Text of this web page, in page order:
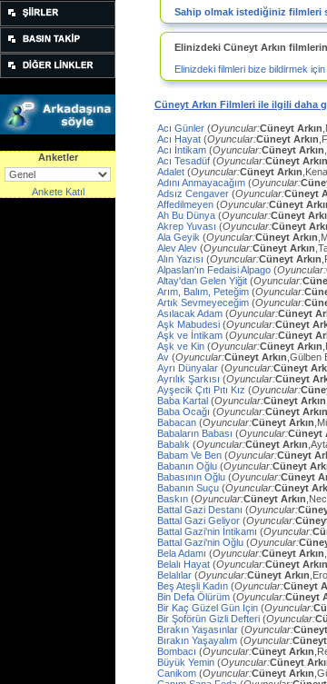
Anketler
Ankete Katıl
Sahip olmak istediğiniz filmleri
Elinizdeki Cüneyt Arkın
Elinizdeki filmleri bize bildirmek için
Cüneyt Arkın Filmleri ile ilgili daha
Acı Günler (Oyuncular:Cüneyt Arkın
Acı Hayat (Oyuncular:Cüneyt Arkın
Acı İntikam (Oyuncular:Cüneyt Arkın
Acı Tesadüf (Oyuncular:Cüneyt Arkın
Adalet (Oyuncular:Cüneyt Arkın
Adını Anmayacağım (Oyuncular:
Adsız Cengaver (Oyuncular:Cüneyt
Affedilmeyen (Oyuncular:Cüneyt
Ah Bu Dünya (Oyuncular:Cüneyt
Akrep Yuvası (Oyuncular:Cüneyt
Ala Geyik (Oyuncular:Cüneyt Arkın
Alev Alev (Oyuncular:Cüneyt Arkın
Alın Yazısı (Oyuncular:Cüneyt Arkın
Alpaslan'ın Fedaisi Alpago (Oyuncular:
Altay'dan Gelen Yiğit (Oyuncular:
Arım, Balım, Peteğim (Oyuncular:
Artık Sevmeyeceğim (Oyuncular:
Asılacak Adam (Oyuncular:Cüneyt
Aşk Mabudesi (Oyuncular:Cüneyt
Aşk ve İntikam (Oyuncular:Cüneyt
Aşk ve Kin (Oyuncular:Cüneyt Arkın
Av (Oyuncular:Cüneyt Arkın ,Gülben
Ayrı Dünyalar (Oyuncular:Cüneyt
Ayrılık Şarkısı (Oyuncular:Cüneyt
Ayşecik Çıtı Pıtı Kız (Oyuncular:
Baba Kartal (Oyuncular:Cüneyt Arkın
Baba Ocağı (Oyuncular:Cüneyt Arkın
Babacan (Oyuncular:Cüneyt Arkın
Babaların Babası (Oyuncular:Cüneyt
Babalık (Oyuncular:Cüneyt Arkın
Babam Ve Ben (Oyuncular:Cüneyt
Babanın Oğlu (Oyuncular:Cüneyt
Babasının Oğlu (Oyuncular:Cüneyt
Babanın Suçu (Oyuncular:Cüneyt
Baskın (Oyuncular:Cüneyt Arkın
Battal Gazi Destanı (Oyuncular:
Battal Gazi Geliyor (Oyuncular:
Battal Gazi'nin İntikamı (Oyuncular:
Battal Gazi'nin Oğlu (Oyuncular:
Bela Adamı (Oyuncular:Cüneyt Arkın
Belalı Hayat (Oyuncular:Cüneyt Arkın
Belalılar (Oyuncular:Cüneyt Arkın
Beş Ateşli Kadın (Oyuncular:Cüneyt
Bin Defa Ölürüm (Oyuncular:Cüneyt
Bir Kaç Güzel Gün İçin (Oyuncular:
Bir Şoförün Gizli Defteri (Oyuncular:
Bırakın Yaşasınlar (Oyuncular:
Bırakın Yaşayalım (Oyuncular:Cüneyt
Bombacı (Oyuncular:Cüneyt Arkın
Büyük Yemin (Oyuncular:Cüneyt
Canikom (Oyuncular:Cüneyt Arkın